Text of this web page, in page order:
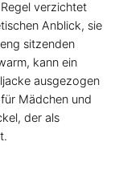
verzichtet
Anblick, sie
sitzenden
kann ein
ausgezogen
Mädchen und
der als